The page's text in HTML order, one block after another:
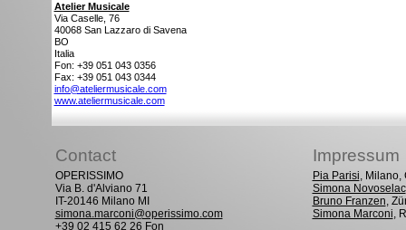
Atelier Musicale
Via Caselle, 76
40068 San Lazzaro di Savena
BO
Italia
Fon: +39 051 043 0356
Fax: +39 051 043 0344
info@ateliermusicale.com
www.ateliermusicale.com
Contact Impressum
OPERISSIMO
Via B. d'Alviano 71
IT-20146 Milano MI
simona.marconi@operissimo.com
+39 02 415 62 26 Fon
Pia Parisi, Milano,
Simona Novoselac
Bruno Franzen,
Simona Marconi,